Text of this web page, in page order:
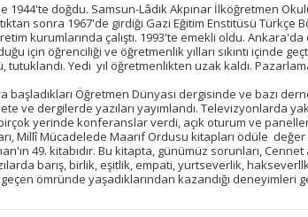
1944'te doğdu. Samsun-Lâdik Akpınar İlköğretmen
sonra 1967'de girdiği Gazi Eğitim Enstitüsü Türkçe
kurumlarında çalıştı. 1993'te emekli oldu. Ankara'da
için öğrenciliği ve öğretmenlik yılları sıkıntı içinde
Yedi yıl öğretmenlikten uzak kaldı.
başladıkları Öğretmen Dünyası dergisinde ve bazı
ve dergilerde yazıları yayımlandı. Televizyonlarda
yerinde konferanslar verdi, açık oturum ve
Millî Mücadelede Maarif Ordusu kitapları ödüle
49. kitabıdır. Bu kitapta, günümüz sorunları,
barış, birlik, eşitlik, empati, yurtseverlik,
ömründe yaşadıklarından kazandığı deneyimleri